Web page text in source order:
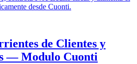
desde Cuonti.
de Clientes y
— Modulo Cuonti